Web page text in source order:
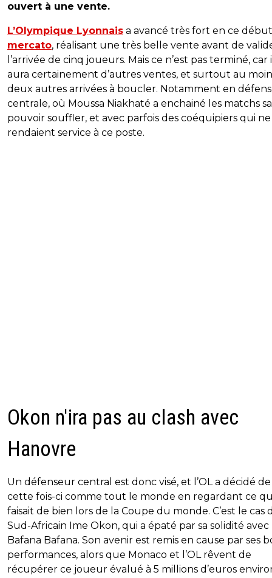
ouvert à une vente.
L’Olympique Lyonnais a avancé très fort en ce
mercato, réalisant une très belle vente avant de
l’arrivée de cinq joueurs. Mais ce n’est pas terminé, car
aura certainement d’autres ventes, et surtout au
deux autres arrivées à boucler. Notamment en
centrale, où Moussa Niakhaté a enchainé les matchs
pouvoir souffler, et avec parfois des coéquipiers qui ne
rendaient service à ce poste.
Okon n'ira pas au clash avec
Hanovre
Un défenseur central est donc visé, et l’OL a décidé
cette fois-ci comme tout le monde en regardant ce
faisait de bien lors de la Coupe du monde. C’est le cas
Sud-Africain Ime Okon, qui a épaté par sa solidité avec
Bafana Bafana. Son avenir est remis en cause par ses
performances, alors que Monaco et l’OL rêvent de
récupérer ce joueur évalué à 5 millions d’euros